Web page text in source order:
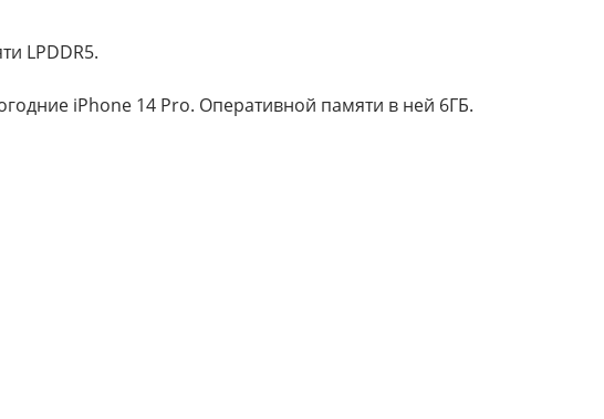
LPDDR5.
iPhone 14 Pro. Оперативной памяти в ней 6ГБ.